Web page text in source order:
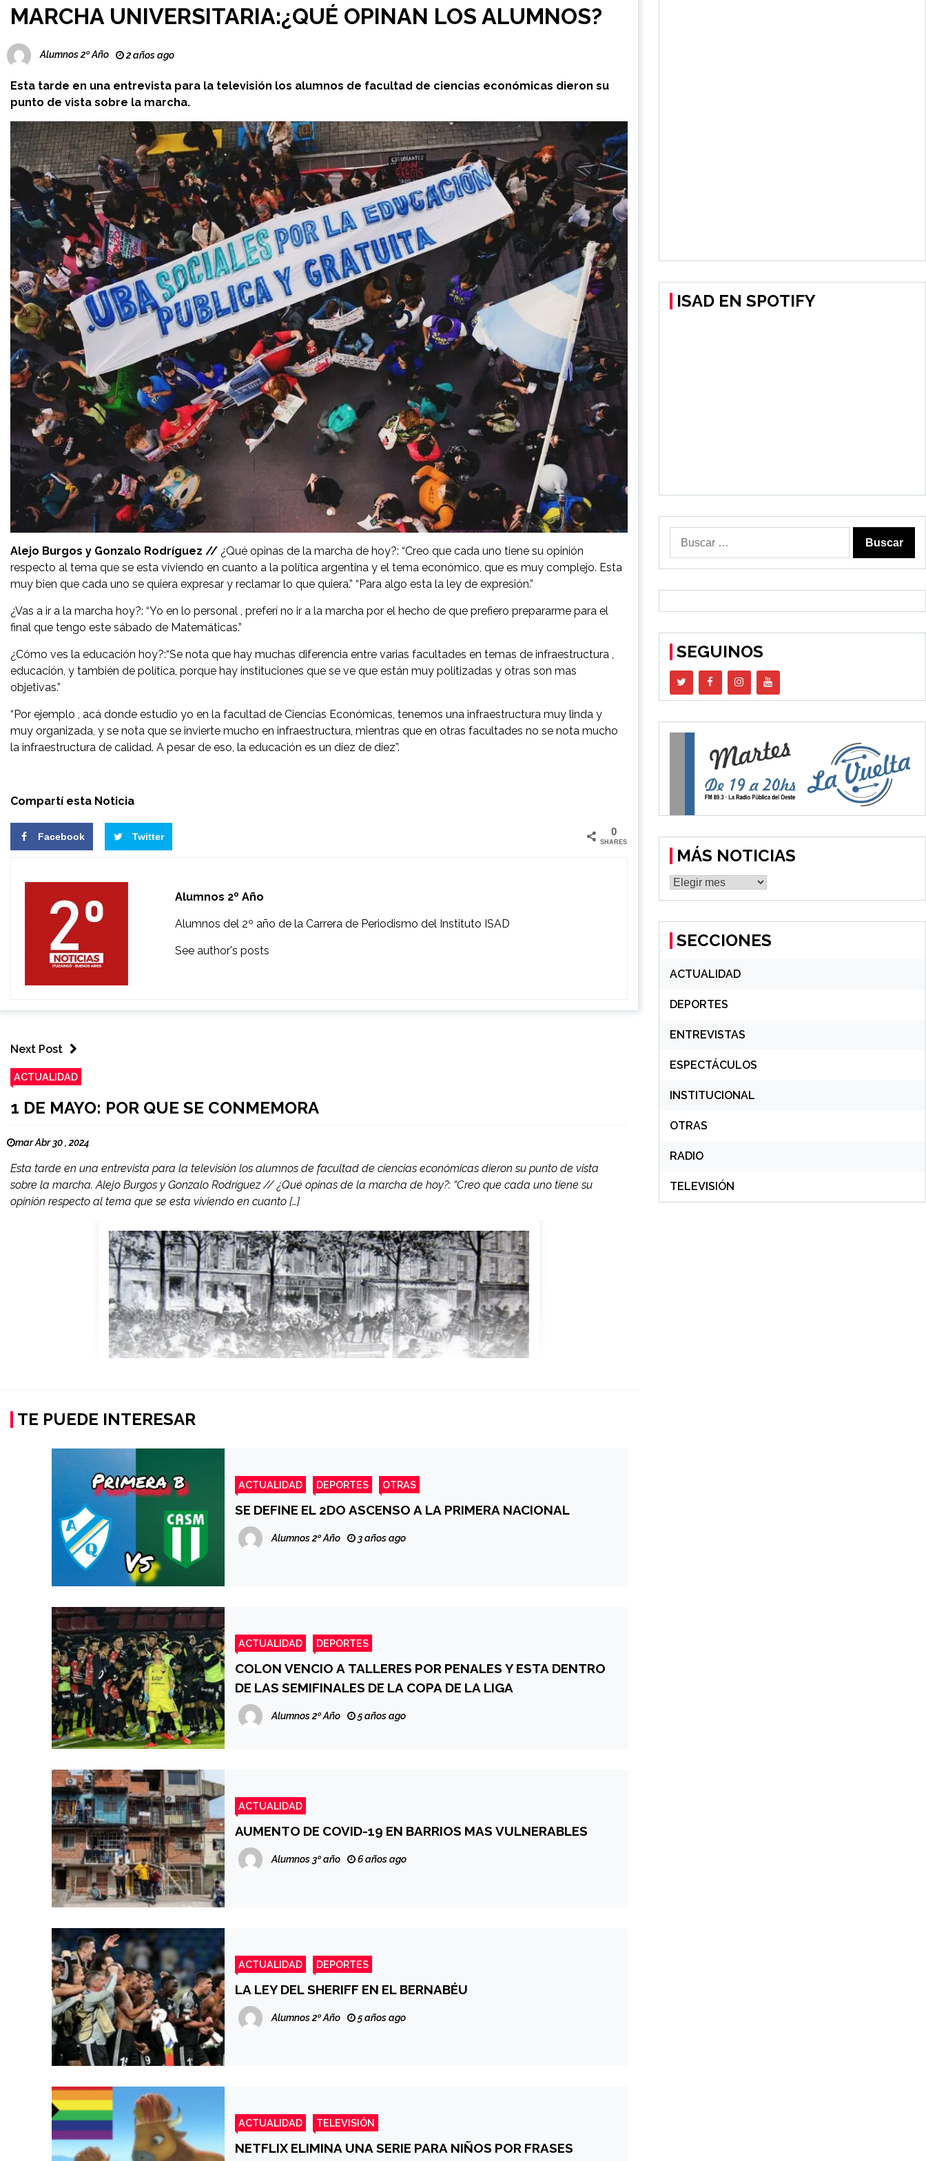
MARCHA UNIVERSITARIA:¿QUÉ OPINAN LOS ALUMNOS?
Alumnos 2º Año 2 años ago
Esta tarde en una entrevista para la televisión los alumnos de facultad de ciencias económicas dieron su
punto de vista sobre la marcha.
Alejo Burgos y Gonzalo Rodríguez // ¿Qué opinas de la marcha de hoy?: “Creo que cada uno tiene su opinión
respecto al tema que se esta viviendo en cuanto a la política argentina y el tema económico, que es muy complejo. Esta
muy bien que cada uno se quiera expresar y reclamar lo que quiera.” “Para algo esta la ley de expresión.”
¿Vas a ir a la marcha hoy?: “Yo en lo personal , preferí no ir a la marcha por el hecho de que prefiero prepararme para el
final que tengo este sábado de Matemáticas.”
¿Cómo ves la educación hoy?:“Se nota que hay muchas diferencia entre varias facultades en temas de infraestructura ,
educación, y también de política, porque hay instituciones que se ve que están muy politizadas y otras son mas
objetivas.”
“Por ejemplo , acá donde estudio yo en la facultad de Ciencias Económicas, tenemos una infraestructura muy linda y
muy organizada, y se nota que se invierte mucho en infraestructura, mientras que en otras facultades no se nota mucho
la infraestructura de calidad. A pesar de eso, la educación es un diez de diez”.
Compartí esta Noticia
Facebook Twitter 0
SHARES
Alumnos 2º Año
Alumnos del 2º año de la Carrera de Periodismo del Instituto ISAD
See author's posts
Next Post
ACTUALIDAD
1 DE MAYO: POR QUE SE CONMEMORA
mar Abr 30 , 2024
Esta tarde en una entrevista para la televisión los alumnos de facultad de ciencias económicas dieron su punto de vista
sobre la marcha. Alejo Burgos y Gonzalo Rodríguez // ¿Qué opinas de la marcha de hoy?: “Creo que cada uno tiene su
opinión respecto al tema que se esta viviendo en cuanto […]
TE PUEDE INTERESAR
ACTUALIDAD DEPORTES OTRAS
SE DEFINE EL 2DO ASCENSO A LA PRIMERA NACIONAL
Alumnos 2º Año 3 años ago
ACTUALIDAD DEPORTES
COLON VENCIO A TALLERES POR PENALES Y ESTA DENTRO
DE LAS SEMIFINALES DE LA COPA DE LA LIGA
Alumnos 2º Año 5 años ago
ACTUALIDAD
AUMENTO DE COVID-19 EN BARRIOS MAS VULNERABLES
Alumnos 3º año 6 años ago
ACTUALIDAD DEPORTES
LA LEY DEL SHERIFF EN EL BERNABÉU
Alumnos 2º Año 5 años ago
ACTUALIDAD TELEVISIÓN
NETFLIX ELIMINA UNA SERIE PARA NIÑOS POR FRASES
ISAD EN SPOTIFY
SEGUINOS
MÁS NOTICIAS
MÁS
NOTICIAS
SECCIONES
ACTUALIDAD
DEPORTES
ENTREVISTAS
ESPECTÁCULOS
INSTITUCIONAL
OTRAS
RADIO
TELEVISIÓN